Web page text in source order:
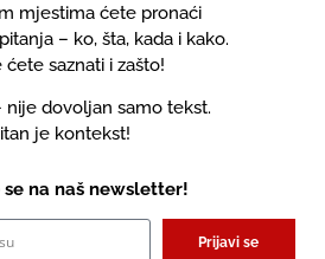
mjestima ćete pronaći
– ko, šta, kada i kako.
ćete saznati i zašto!
nije dovoljan samo tekst.
je kontekst!
se na naš newsletter!
Prijavi se